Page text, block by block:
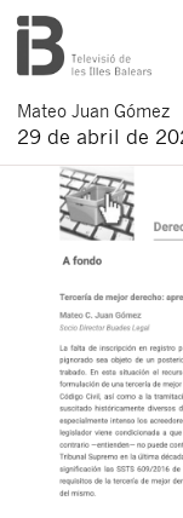
Mateo Juan Gómez
29 de abril de